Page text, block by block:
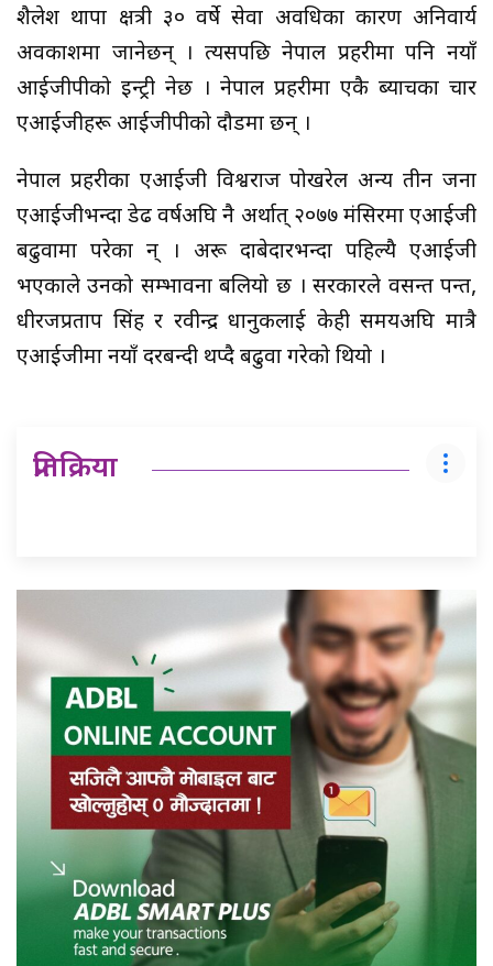
शैलेश थापा क्षत्री ३० वर्षे सेवा अवधिका कारण अनिवार्य
अवकाशमा जानेछन् । त्यसपछि नेपाल प्रहरीमा पनि नयाँ
आईजीपीको इन्ट्री हुनेछ । नेपाल प्रहरीमा एकै ब्याचका चार
एआईजीहरू आईजीपीको दौडमा छन् ।
नेपाल प्रहरीका एआईजी विश्वराज पोखरेल अन्य तीन जना
एआईजीभन्दा डेढ वर्षअघि नै अर्थात् २०७७ मंसिरमा एआईजी
बढुवामा परेका हुन् । अरू दाबेदारभन्दा पहिल्यै एआईजी
भएकाले उनको सम्भावना बलियो छ । सरकारले वसन्त पन्त,
धीरजप्रताप सिंह र रवीन्द्र धानुकलाई केही समयअघि मात्रै
एआईजीमा नयाँ दरबन्दी थप्दै बढुवा गरेको थियो ।
प्रतिक्रिया